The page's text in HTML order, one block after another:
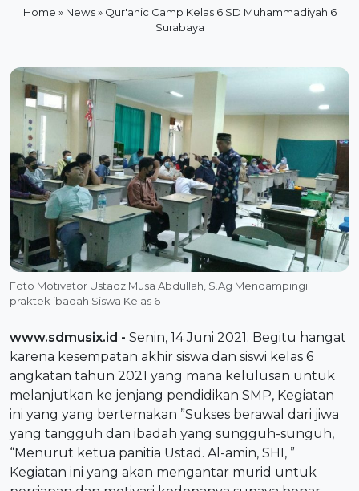
Home » News» Qur'anic Camp Kelas 6 SD Muhammadiyah 6
Surabaya
Foto Motivator Ustadz Musa Abdullah, S.Ag Mendampingi
praktek ibadah Siswa Kelas 6
www.sdmusix.id - Senin, 14 Juni 2021. Begitu hangat
karena kesempatan akhir siswa dan siswi kelas 6
angkatan tahun 2021 yang mana kelulusan untuk
melanjutkan ke jenjang pendidikan SMP, Kegiatan
ini yang yang bertemakan ”Sukses berawal dari jiwa
yang tangguh dan ibadah yang sungguh-sunguh,
“Menurut ketua panitia Ustad. Al-amin, SHI, ”
Kegiatan ini yang akan mengantar murid untuk